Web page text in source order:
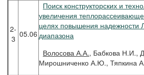
2-
3 05.06
Поиск конструкторских и
увеличения
целях повышения надежности
диапазона
Волосова А.А., Бабкова Н.И.,
Мирошниченко А.Ю., Тяпкина